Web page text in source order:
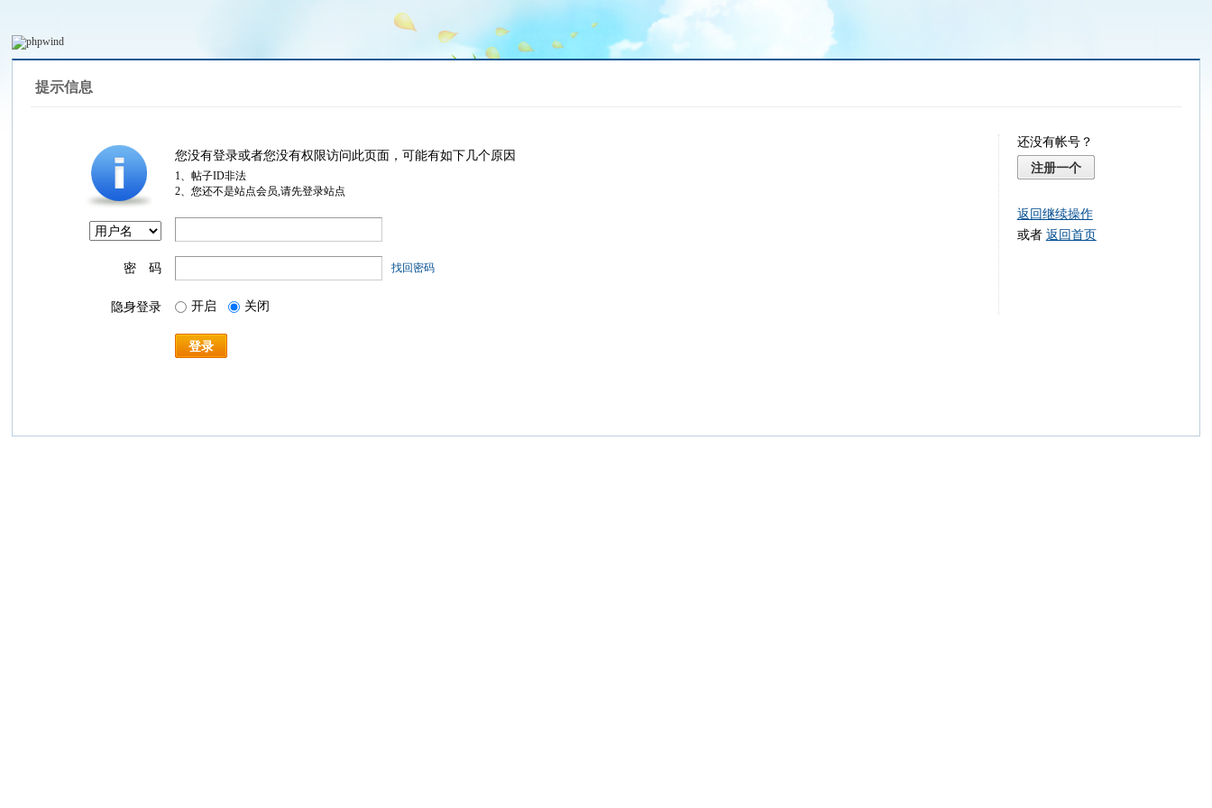
提示信息
您没有登录或者您没有权限访问此页面，可能有如下几个原因
1、帖子ID非法
2、您还不是站点会员,请先登录站点
密 码 找回密码
隐身登录 开启 关闭
登录
还没有帐号？
注册一个
返回继续操作
或者 返回首页